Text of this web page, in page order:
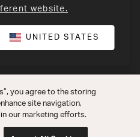
website.
UNITED STATES
you agree to the storing
site navigation,
our marketing efforts.